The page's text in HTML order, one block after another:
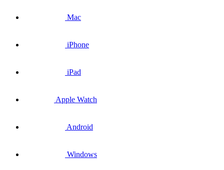
Mac
iPhone
iPad
Apple Watch
Android
Windows